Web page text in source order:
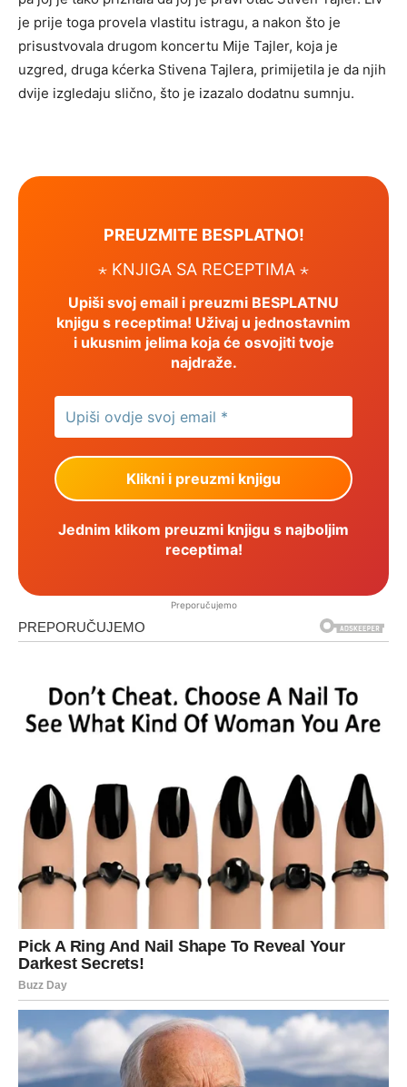
je prije toga provela vlastitu istragu, a nakon što je
prisustvovala drugom koncertu Mije Tajler, koja je
uzgred, druga kćerka Stivena Tajlera, primijetila je da njih
dvije izgledaju slično, što je izazalo dodatnu sumnju.
PREUZMITE BESPLATNO!
⋆ KNJIGA SA RECEPTIMA ⋆
Upiši svoj email i preuzmi BESPLATNU
knjigu s receptima! Uživaj u jednostavnim
i ukusnim jelima koja će osvojiti tvoje
najdraže.
Jednim klikom preuzmi knjigu s najboljim
receptima!
Preporučujemo